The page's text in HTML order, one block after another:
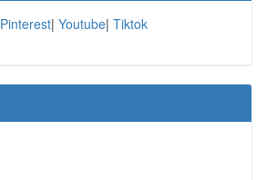
Pinterest| Youtube| Tiktok